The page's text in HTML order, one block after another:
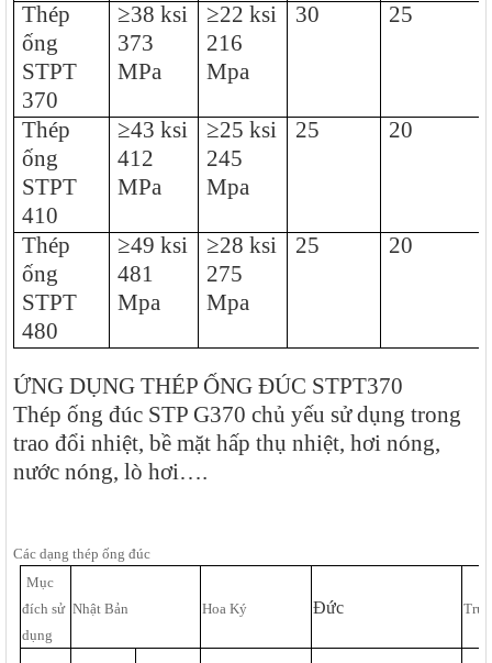
Thép
ống
STPT
370
≥38 ksi
373
MPa
≥22 ksi
216
Mpa
30 25
Thép
ống
STPT
410
≥43 ksi
412
MPa
≥25 ksi
245
Mpa
25 20
Thép
ống
STPT
480
≥49 ksi
481
Mpa
≥28 ksi
275
Mpa
25 20
ỨNG DỤNG THÉP ỐNG ĐÚC STPT370
Thép ống đúc STP G370 chủ yếu sử dụng trong
trao đổi nhiệt, bề mặt hấp thụ nhiệt, hơi nóng,
nước nóng, lò hơi….
Các dạng thép ống đúc
Mục
đích sử
dụng
Nhật Bản Hoa Ký Đức